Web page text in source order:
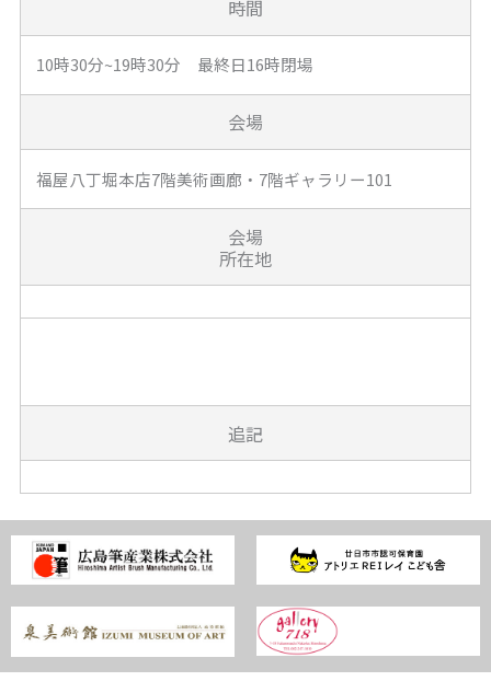
時間
10時30分~19時30分 最終日16時閉場
会場
福屋八丁堀本店7階美術画廊・7階ギャラリー101
会場
所在地
追記